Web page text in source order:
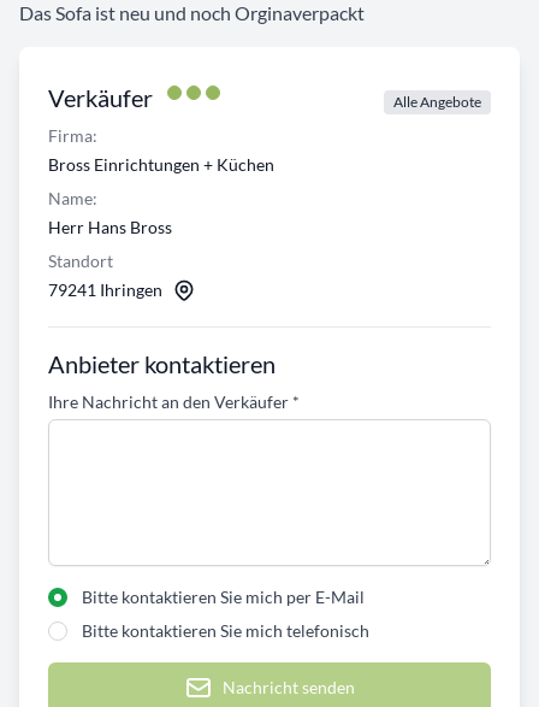
Verkäufer Alle Angebote
Firma:
Bross Einrichtungen + Küchen
Name:
Herr Hans Bross
Standort
79241 Ihringen
Anbieter kontaktieren
Ihre Nachricht an den Verkäufer *
Bitte kontaktieren Sie mich per E-Mail
Bitte kontaktieren Sie mich telefonisch
Nachricht senden
Das Sofa ist neu und noch Orginaverpackt